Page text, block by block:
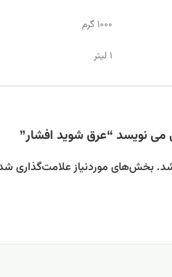
1000 گرم
1 لیتر
می نویسد “عرق شوید افشار”
بخش‌های موردنیاز علامت‌گذاری